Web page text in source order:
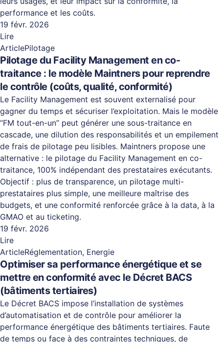
performance et les coûts.
19 févr. 2026
Lire
ArticlePilotage
Pilotage du Facility Management en co-
traitance : le modèle Maintners pour reprendre
le contrôle (coûts, qualité, conformité)
Le Facility Management est souvent externalisé pour
gagner du temps et sécuriser l’exploitation. Mais le modèle
“FM tout-en-un” peut générer une sous-traitance en
cascade, une dilution des responsabilités et un empilement
de frais de pilotage peu lisibles. Maintners propose une
alternative : le pilotage du Facility Management en co-
traitance, 100% indépendant des prestataires exécutants.
Objectif : plus de transparence, un pilotage multi-
prestataires plus simple, une meilleure maîtrise des
budgets, et une conformité renforcée grâce à la data, à la
GMAO et au ticketing.
19 févr. 2026
Lire
ArticleRéglementation, Energie
Optimiser sa performance énergétique et se
mettre en conformité avec le Décret BACS
(bâtiments tertiaires)
Le Décret BACS impose l’installation de systèmes
d’automatisation et de contrôle pour améliorer la
performance énergétique des bâtiments tertiaires. Faute
de temps ou face à des contraintes techniques, de